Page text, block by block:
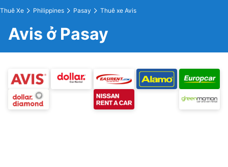
Thuê Xe Philippines Pasay Thuê xe Avis
Avis ở Pasay